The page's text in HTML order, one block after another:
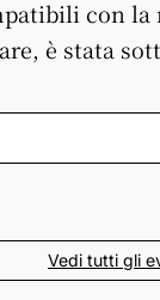
con la
è stata
Vedi tutti gli